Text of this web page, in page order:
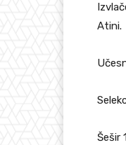
Atini.
Šešir